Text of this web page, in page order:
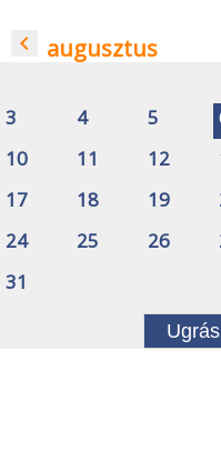
navigate_before augusztus
3
4 5
10
11 12
17
18 19
24
25 26
31